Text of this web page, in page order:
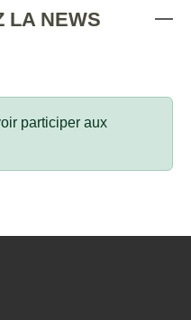
LA NEWS
participer aux